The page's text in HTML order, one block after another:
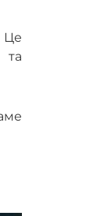
Це
та